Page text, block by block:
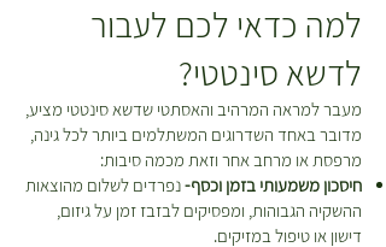
למה כדאי לכם לעבור
לדשא סינטטי?
מעבר למראה המרהיב והאסתטי שדשא סינטטי מציע,
מדובר באחד השדרוגים המשתלמים ביותר לכל גינה,
מרפסת או מרחב אחר וזאת מכמה סיבות:
חיסכון משמעותי בזמן וכסף-נפרדים לשלום מהוצאות
ההשקיה הגבוהות, ומפסיקים לבזבז זמן על גיזום,
דישון או טיפול במזיקים.